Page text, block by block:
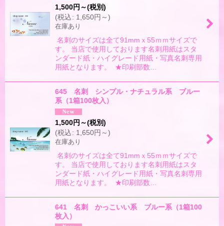
1,500円 ～(税別)
(税込: 1,650円 ～)
在庫あり
名刺のサイズは全て91mmｘ55ｍｍサイズで
す。 当店で使用しております名刺用紙はスタ
ンダード紙・ハイグレード用紙・写真名刺専用
用紙となります。 ★印刷部数…
645 名刺 シンプル・ナチュラル系 ブルー
系（1箱100枚入）
1,500円 ～(税別)
(税込: 1,650円 ～)
在庫あり
名刺のサイズは全て91mmｘ55ｍｍサイズで
す。 当店で使用しております名刺用紙はスタ
ンダード紙・ハイグレード用紙・写真名刺専用
用紙となります。 ★印刷部数…
641 名刺 かっこいい系 ブルー系（1箱100
枚入）